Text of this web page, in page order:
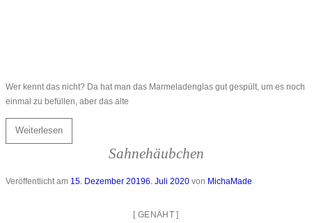
Wer kennt das nicht? Da hat man das Marmeladenglas gut gespült, um es noch
einmal zu befüllen, aber das alte
Weiterlesen
Sahnehäubchen
Veröffentlicht am 15. Dezember 20196. Juli 2020 von MichaMade
[GENÄHT]